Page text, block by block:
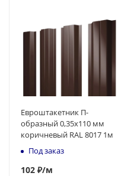
Евроштакетник П-
образный 0,35x110 мм
коричневый RAL 8017 1м
Под заказ
102 ₽/м